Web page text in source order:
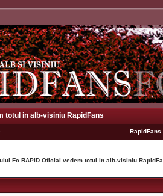
totul in alb-visiniu RapidFans
RapidFans
Fc RAPID Oficial vedem totul in alb-visiniu